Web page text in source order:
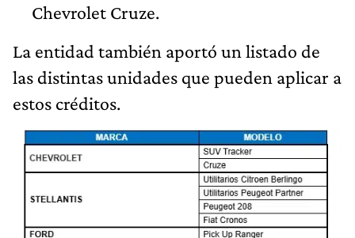
Chevrolet Cruze.
La entidad también aportó un listado de
las distintas unidades que pueden aplicar a
estos créditos.